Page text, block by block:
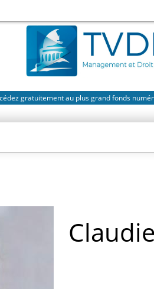
gratuitement au plus grand fonds
Claudie